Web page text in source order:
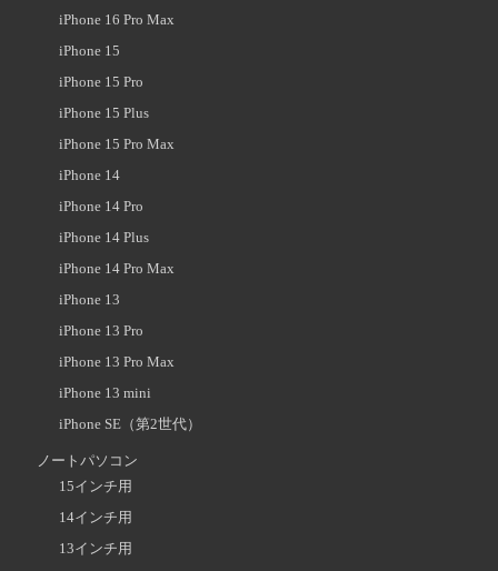
iPhone 16 Pro Max
iPhone 15
iPhone 15 Pro
iPhone 15 Plus
iPhone 15 Pro Max
iPhone 14
iPhone 14 Pro
iPhone 14 Plus
iPhone 14 Pro Max
iPhone 13
iPhone 13 Pro
iPhone 13 Pro Max
iPhone 13 mini
iPhone SE（第2世代）
ノートパソコン
15インチ用
14インチ用
13インチ用